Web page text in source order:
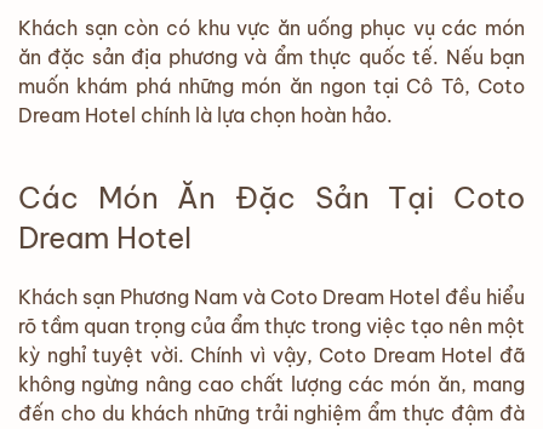
Khách sạn còn có khu vực ăn uống phục vụ các món
ăn đặc sản địa phương và ẩm thực quốc tế. Nếu bạn
muốn khám phá những món ăn ngon tại Cô Tô, Coto
Dream Hotel chính là lựa chọn hoàn hảo.
Các Món Ăn Đặc Sản Tại Coto
Dream Hotel
Khách sạn Phương Nam và Coto Dream Hotel đều hiểu
rõ tầm quan trọng của ẩm thực trong việc tạo nên một
kỳ nghỉ tuyệt vời. Chính vì vậy, Coto Dream Hotel đã
không ngừng nâng cao chất lượng các món ăn, mang
đến cho du khách những trải nghiệm ẩm thực đậm đà